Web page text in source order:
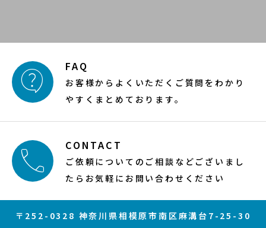
 FAQ
お客様からよくいただくご質問をわかり
やすくまとめております。
 CONTACT
ご依頼についてのご相談などございまし
たらお気軽にお問い合わせください
〒252-0328 神奈川県相模原市南区麻溝台7-25-30